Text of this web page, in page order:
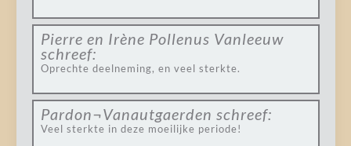
Pierre en Irène Pollenus Vanleeuw
schreef:
Oprechte deelneming, en veel sterkte.
Pardon¬Vanautgaerden schreef:
Veel sterkte in deze moeilijke periode!